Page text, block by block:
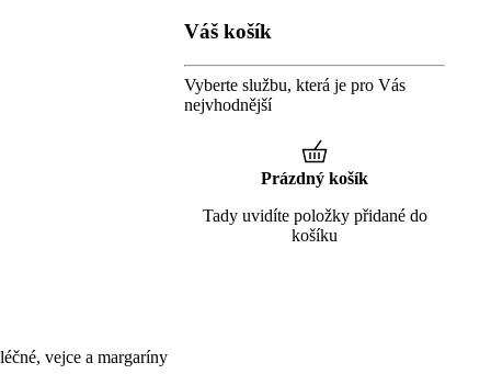
vejce a margaríny
Váš košík
Vyberte službu, která je pro Vás
nejvhodnější
Prázdný košík
Tady uvidíte položky přidané do
košíku